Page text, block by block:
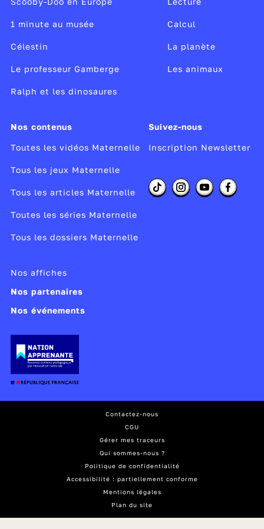
pour t’aider.
Pour les repas,il y en a pour tous les goûts
la cantine te proposera un menu adapté.
À la fin du repas, tu as une super pause : une
Laurent Lévêque
Auteur :Laurent Lévêque
Producteur :Studio 77/ Média TV
Année de production :2022
Publié le 22/08/22
1 minute au musée
Célestin
Le professeur Gamberge
Ralph et les dinosaures
Calcul
La planète
Les animaux
Nos contenus
Toutes les vidéos Maternelle
Tous les jeux Maternelle
Tous les articles Maternelle
Toutes les séries Maternelle
Tous les dossiers Maternelle
Suivez-nous
Inscription Newsletter
Nos affiches
Nos partenaires
Nos événements
Contactez-nous
CGU
Gérer mes traceurs
Qui sommes-nous ?
Politique de confidentialité
Accessibilité : partiellement conforme
Mentions légales
Plan du site